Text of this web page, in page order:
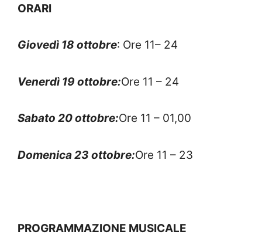
ORARI
Giovedì 18 ottobre: Ore 11– 24
Venerdì 19 ottobre:Ore 11 – 24
Sabato 20 ottobre:Ore 11 – 01,00
Domenica 23 ottobre:Ore 11 – 23
PROGRAMMAZIONE MUSICALE